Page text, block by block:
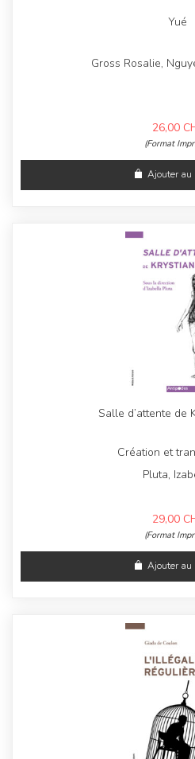
Yué
Gross Rosalie,
26,00
(Format
Ajouter au
Salle d’attente de
Création et
Pluta,
29,00
(Format
Ajouter au